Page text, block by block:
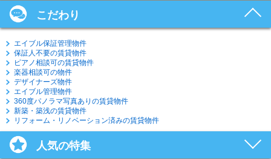
こだわり
エイブル保証管理物件
保証人不要の賃貸物件
ピアノ相談可の賃貸物件
楽器相談可の物件
デザイナーズ物件
エイブル管理物件
360度パノラマ写真ありの賃貸物件
新築・築浅の賃貸物件
リフォーム・リノベーション済みの賃貸物件
人気の特集